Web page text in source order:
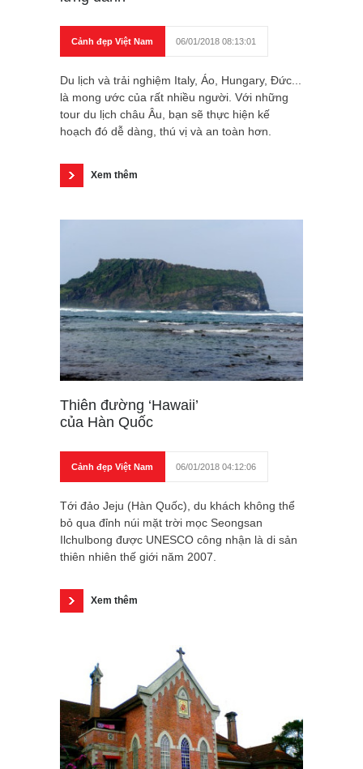
Cảnh đẹp Việt Nam 06/01/2018 08:13:01
Du lịch và trải nghiệm Italy, Áo, Hungary, Đức...
là mong ước của rất nhiều người. Với những
tour du lịch châu Âu, bạn sẽ thực hiện kế
hoạch đó dễ dàng, thú vị và an toàn hơn.
Xem thêm
Thiên đường ‘Hawaii’
của Hàn Quốc
Cảnh đẹp Việt Nam 06/01/2018 04:12:06
Tới đảo Jeju (Hàn Quốc), du khách không thể
bỏ qua đỉnh núi mặt trời mọc Seongsan
Ilchulbong được UNESCO công nhận là di sản
thiên nhiên thế giới năm 2007.
Xem thêm